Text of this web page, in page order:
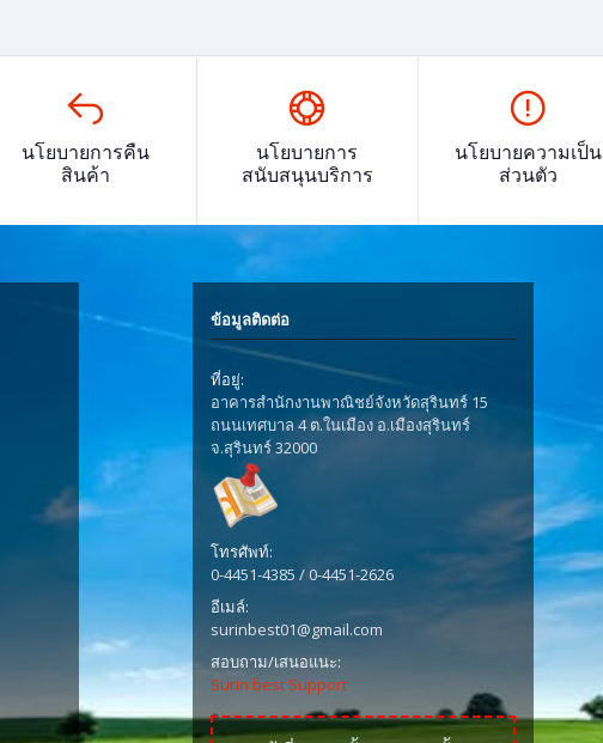
นโยบายการคืน
สินค้า
นโยบายการ
สนับสนุนบริการ
นโยบายความเป็น
ส่วนตัว
ข้อมูลติดต่อ
ที่อยู่:
อาคารสำนักงานพาณิชย์จังหวัดสุรินทร์ 15
ถนนเทศบาล 4 ต.ในเมือง อ.เมืองสุรินทร์
จ.สุรินทร์ 32000
โทรศัพท์:
0-4451-4385 / 0-4451-2626
อีเมล์:
surinbest01@gmail.com
สอบถาม/เสนอแนะ:
Surin best Support